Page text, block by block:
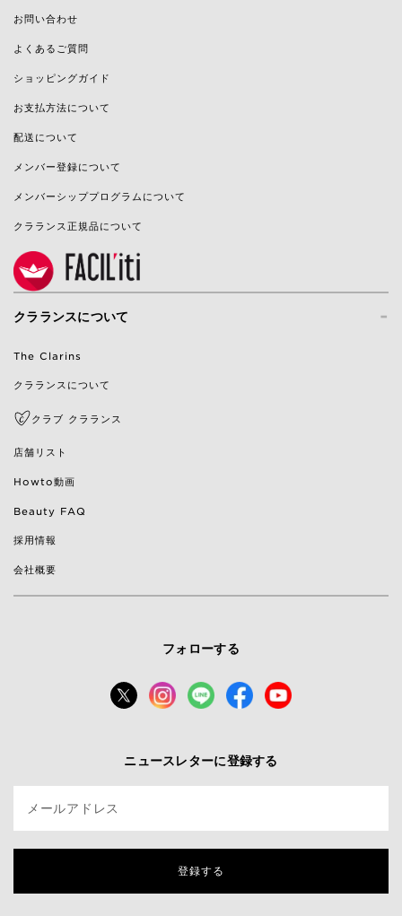
お問い合わせ
よくあるご質問
ショッピングガイド
お支払方法について
配送について
メンバー登録について
メンバーシッププログラムについて
クラランス正規品について
-
クラランスについて
The Clarins
クラランスについて
クラブ クラランス
店舗リスト
Howto動画
Beauty FAQ
採用情報
会社概要
フォローする
ニュースレターに登録する
メールアドレス
登録する